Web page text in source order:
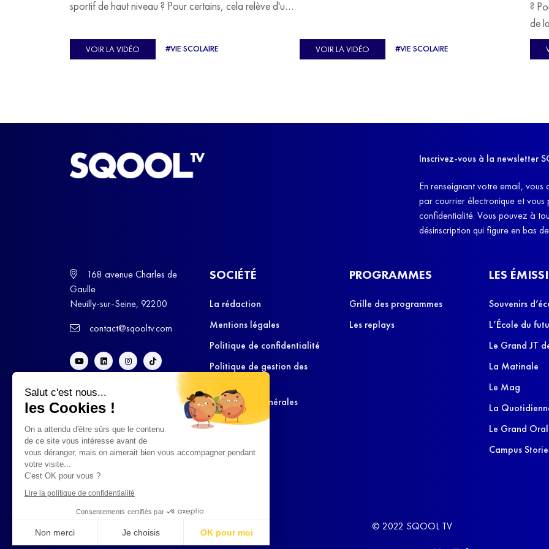
Salut c'est nous...
les Cookies !
On a attendu d'être sûrs que le contenu
de ce site vous intéresse avant de
vous déranger, mais on aimerait bien vous accompagner pendant
votre visite...
C'est OK pour vous ?
Lire la politique de confidentialité
Consentements certifiés par
Non merci Je choisis OK pour moi
sportif de haut niveau ? Pour certains, cela relève d'un
Ulysse Soriano, vice-champion d'Europe de Horse-
ball, qui a failli abandonner ses études avant de
VOIR LA VIDÉO #VIE SCOLAIRE
C'est l'histoire de nombreux réfugiés, et notamment
celle de Lisa Machukha, que nous vous proposons de
VOIR LA VIDÉO #VIE SCOLAIRE
?
de
Inscrivez-vous à la newsletter
En renseignant votre email,
par courrier électronique et
confidentialité. Vous pouvez à
désinscription qui figure en bas
168 avenue Charles de
Gaulle
Neuilly-sur-Seine, 92200
contact@sqooltv.com
SOCIÉTÉ
La rédaction
Mentions légales
Politique de confidentialité
Politique de gestion des
Conditions Générales
d’Utilisation
PROGRAMMES
Grille des programmes
Les replays
LES
Souvenirs
L’École du
Le Grand JT
La Matinale
Le Mag
La
Le Grand Oral
Campus
© 2022 SQOOL TV